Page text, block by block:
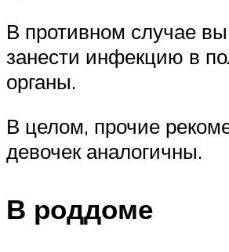
В противном случае
занести инфекцию в
органы.
В целом, прочие
девочек аналогичны.
В роддоме